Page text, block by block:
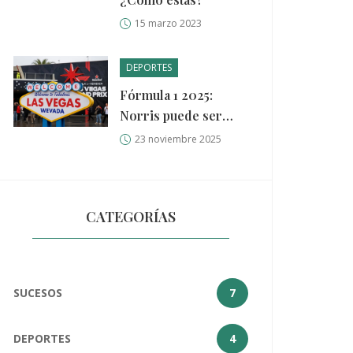
15 marzo 2023
DEPORTES
Fórmula 1 2025:
Norris puede ser
campeón en Las
23 noviembre 2025
CATEGORÍAS
SUCESOS 7
DEPORTES 4